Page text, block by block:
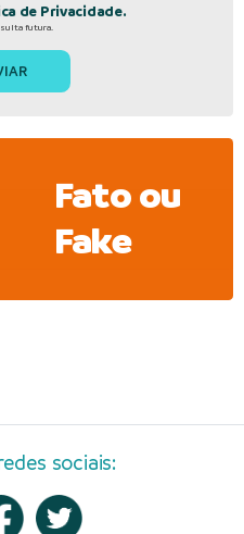
de Privacidade.
futura.
Fato ou
Fake
sociais: